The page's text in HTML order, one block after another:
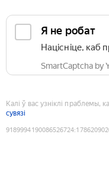
Я не робат
Націсніце, каб
SmartCaptcha by
Калі ў вас узніклі праблемы,
сувязі
9189994190086526724: